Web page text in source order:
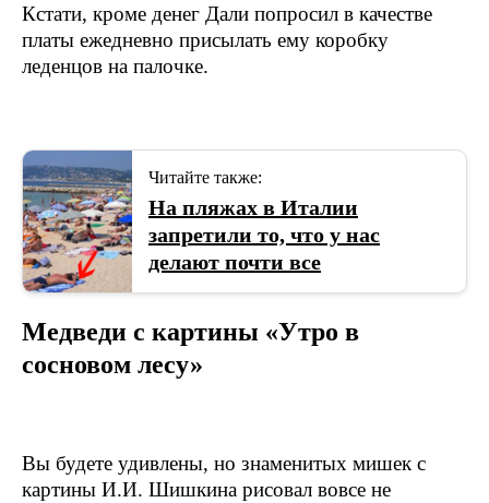
Кстати, кроме денег Дали попросил в качестве
платы ежедневно присылать ему коробку
леденцов на палочке.
Читайте также:
На пляжах в Италии
запретили то, что у нас
делают почти все
Медведи с картины «Утро в
сосновом лесу»
Вы будете удивлены, но знаменитых мишек с
картины И.И. Шишкина рисовал вовсе не